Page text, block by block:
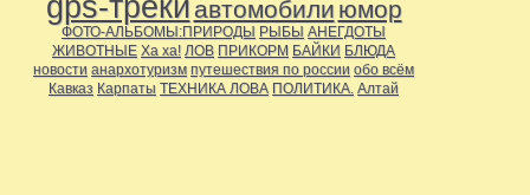
gps-треки автомобили юмор
ФОТО-АЛЬБОМЫ:ПРИРОДЫ РЫБЫ АНЕГДОТЫ
ЖИВОТНЫЕ Ха ха! ЛОВ ПРИКОРМ БАЙКИ БЛЮДА
новости анархотуризм путешествия по россии обо всём
Кавказ Карпаты ТЕХНИКА ЛОВА ПОЛИТИКА. Алтай